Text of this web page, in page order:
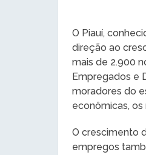
O Piauí,
direção ao
mais de 2.900
Empregados e
moradores do
econômicas,
O crescimento
empregos